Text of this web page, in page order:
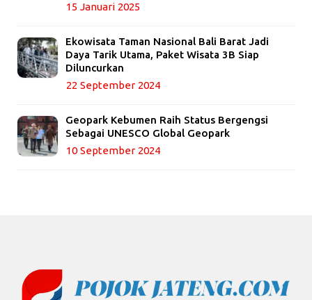
15 Januari 2025
Ekowisata Taman Nasional Bali Barat Jadi
Daya Tarik Utama, Paket Wisata 3B Siap
Diluncurkan
22 September 2024
Geopark Kebumen Raih Status Bergengsi
Sebagai UNESCO Global Geopark
10 September 2024